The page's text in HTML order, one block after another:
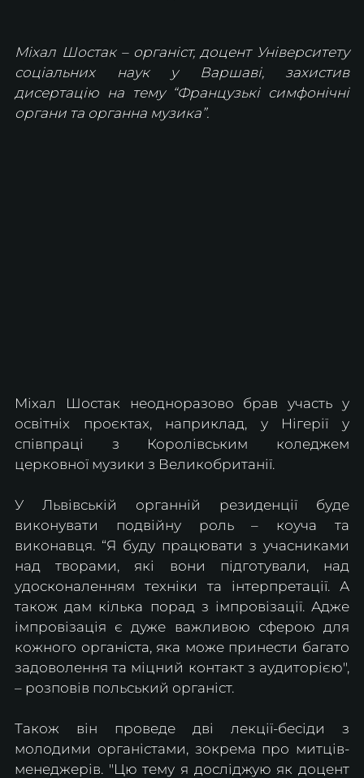
Міхал Шостак – органіст, доцент Університету
соціальних наук у Варшаві, захистив
дисертацію на тему “Французькі симфонічні
органи та органна музика”.
Міхал Шостак неодноразово брав участь у
освітніх проєктах, наприклад, у Нігерії у
співпраці з Королівським коледжем
церковної музики з Великобританії.
У Львівській органній резиденції буде
виконувати подвійну роль – коуча та
виконавця. “Я буду працювати з учасниками
над творами, які вони підготували, над
удосконаленням техніки та інтерпретації. А
також дам кілька порад з імпровізації. Адже
імпровізація є дуже важливою сферою для
кожного органіста, яка може принести багато
задоволення та міцний контакт з аудиторією",
– розповів польський органіст.
Також він проведе дві лекції-бесіди з
молодими органістами, зокрема про митців-
менеджерів. "Цю тему я досліджую як доцент